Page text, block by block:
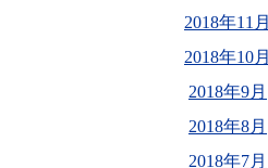
2018年11月
2018年10月
2018年9月
2018年8月
2018年7月